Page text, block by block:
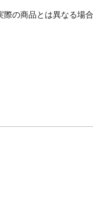
の商品とは異なる場合